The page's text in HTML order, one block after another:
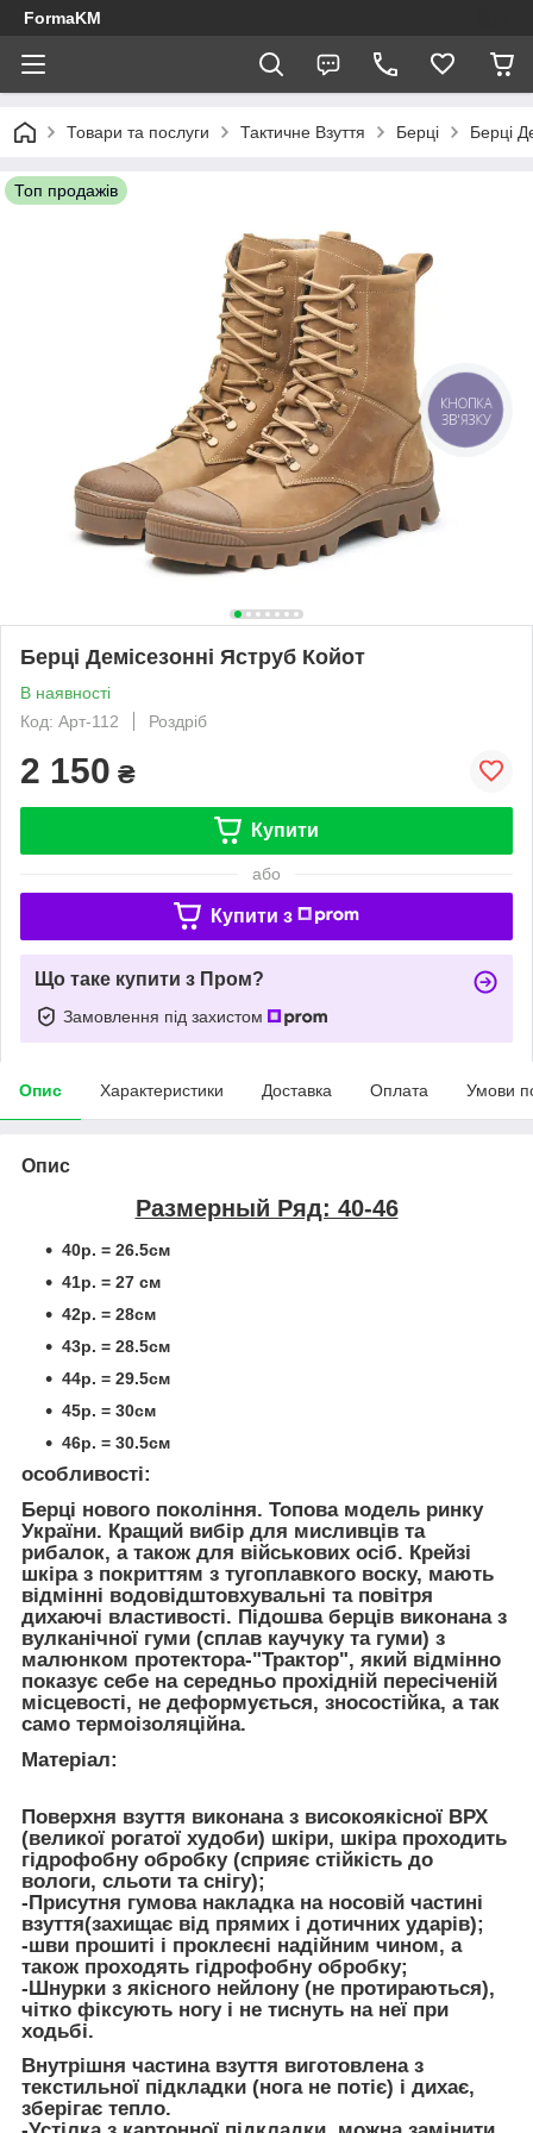
FormaKM
Товари та послуги Тактичне Взуття Берці Берці
Топ продажів
Берці Демісезонні Яструб Койот
В наявності
Код: Арт-112
Роздріб
2 150 ₴
Купити
або
Купити з
Що таке купити з Пром?
Замовлення під захистом
Опис Характеристики Доставка Оплата Умови
Опис
Размерный Ряд: 40-46
40р. = 26.5см
41р. = 27 см
42р. = 28см
43р. = 28.5см
44р. = 29.5см
45р. = 30см
46р. = 30.5см
особливості:
Берці нового покоління. Топова модель ринку
України. Кращий вибір для мисливців та
рибалок, а також для військових осіб. Крейзі
шкіра з покриттям з тугоплавкого воску, мають
відмінні водовідштовхувальні та повітря
дихаючі властивості. Підошва берців виконана з
вулканічної гуми (сплав каучуку та гуми) з
малюнком протектора-"Трактор", який відмінно
показує себе на середньо прохідній пересіченій
місцевості, не деформується, зносостійка, а так
само термоізоляційна.
Матеріал:
Поверхня взуття виконана з високоякісної ВРХ
(великої рогатої худоби) шкіри, шкіра проходить
гідрофобну обробку (сприяє стійкість до
вологи, сльоти та снігу);
-Присутня гумова накладка на носовій частині
взуття(захищає від прямих і дотичних ударів);
-шви прошиті і проклеєні надійним чином, а
також проходять гідрофобну обробку;
-Шнурки з якісного нейлону (не протираються),
чітко фіксують ногу і не тиснуть на неї при
ходьбі.
Внутрішня частина взуття виготовлена ​​з
текстильної підкладки (нога не потіє) і дихає,
зберігає тепло.
КНОПКА
ЗВ'ЯЗКУ